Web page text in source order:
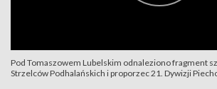
Pod Tomaszowem Lubelskim odnaleziono fragment
Strzelców Podhalańskich i proporzec 21. Dywizji